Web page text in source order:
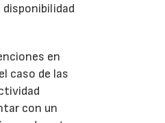
en
caso de las
con un